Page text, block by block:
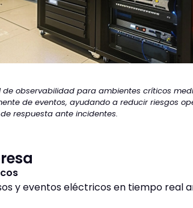
observabilidad para ambientes críticos
de eventos, ayudando a reducir riesgos
respuesta ante incidentes.
y eventos eléctricos en tiempo real